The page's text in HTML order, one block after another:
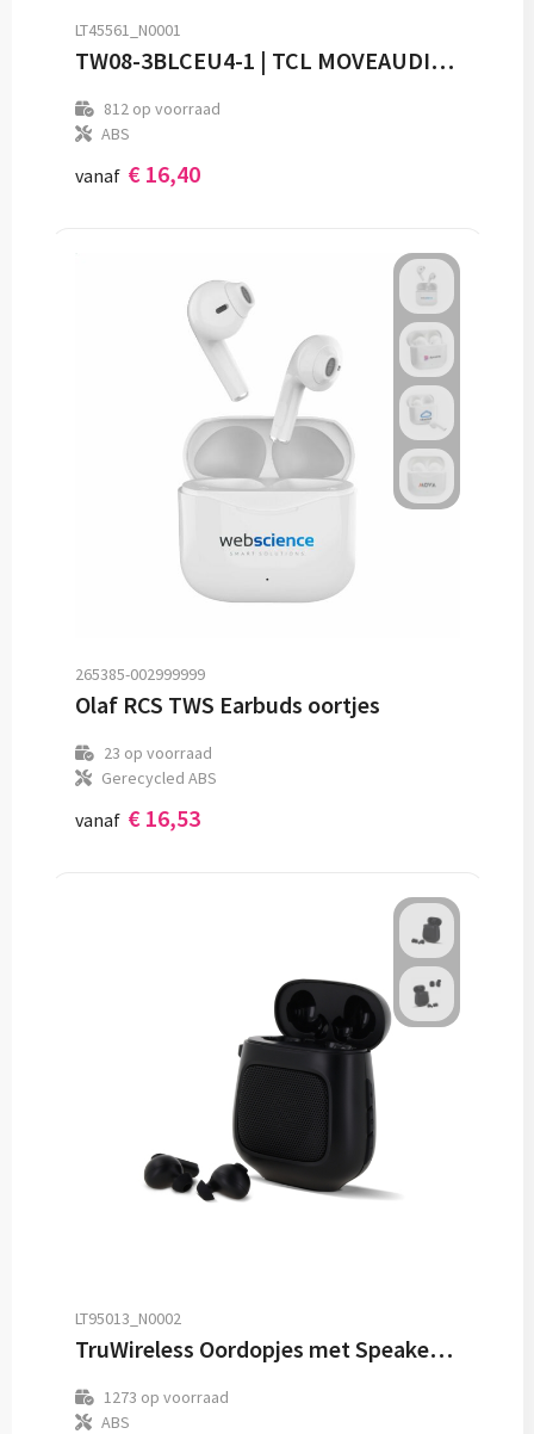
LT45561_N0001
TW08-3BLCEU4-1 | TCL MOVEAUDIO S108 White
812op voorraad
ABS
vanaf € 16,40
265385-002999999
Olaf RCS TWS Earbuds oortjes
23 op voorraad
Gerecycled ABS
vanaf € 16,53
LT95013_N0002
TruWireless Oordopjes met Speaker 3W
1273 op voorraad
ABS